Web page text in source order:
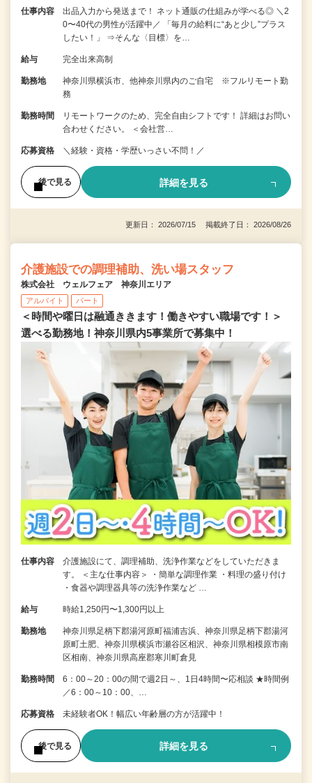
仕事内容
出品入力から発送まで！ ネット通販の仕組みが学べる◎ ＼2
0〜40代の男性が活躍中／ 「毎月の給料に“あと少し”プラス
したい！」 ⇒そんな〈目標〉を…
給与 完全出来高制
勤務地
神奈川県横浜市、他神奈川県内のご自宅 ※フルリモート勤
務
勤務時間
リモートワークのため、完全自由シフトです！ 詳細はお問い
合わせください。 ＜会社営…
応募資格 ＼経験・資格・学歴いっさい不問！／
後で見る 詳細を見る
更新日： 2026/07/15 掲載終了日： 2026/08/26
介護施設での調理補助、洗い場スタッフ
株式会社 ウェルフェア 神奈川エリア
アルバイト パート
＜時間や曜日は融通ききます！働きやすい職場です！＞
選べる勤務地！神奈川県内5事業所で募集中！
仕事内容
介護施設にて、調理補助、洗浄作業などをしていただきま
す。 ＜主な仕事内容＞ ・簡単な調理作業 ・料理の盛り付け
・食器や調理器具等の洗浄作業など …
給与 時給1,250円〜1,300円以上
勤務地
神奈川県足柄下郡湯河原町福浦吉浜、神奈川県足柄下郡湯河
原町土肥、神奈川県横浜市瀬谷区相沢、神奈川県相模原市南
区相南、神奈川県高座郡寒川町倉見
勤務時間
6：00～20：00の間で週2日～、1日4時間〜応相談 ★時間例
／6：00～10：00、…
応募資格 未経験者OK！幅広い年齢層の方が活躍中！
後で見る 詳細を見る